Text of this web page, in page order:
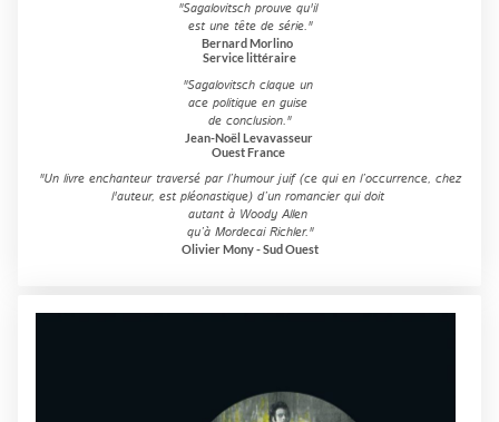
"Sagalovitsch prouve qu'il
est une tête de série."
Bernard Morlino
Service littéraire
"Sagalovitsch claque un
ace politique en guise
de conclusion."
Jean-Noël Levavasseur
Ouest France
"Un livre enchanteur traversé par l’humour juif (ce qui en l’occurrence, chez
l'auteur, est pléonastique) d’un romancier qui doit
autant à Woody Allen
qu’à Mordecai Richler."
Olivier Mony - Sud Ouest